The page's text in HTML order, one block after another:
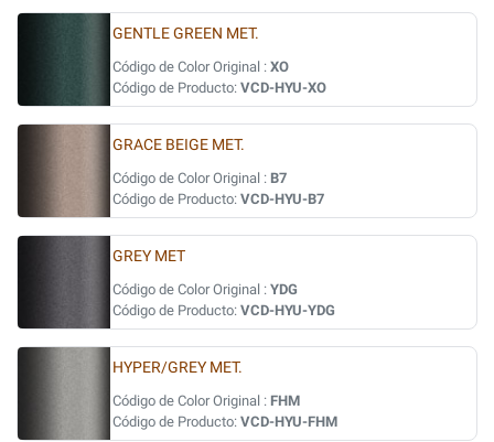
GENTLE GREEN MET.
Código de Color Original : XO
Código de Producto: VCD-HYU-XO
GRACE BEIGE MET.
Código de Color Original : B7
Código de Producto: VCD-HYU-B7
GREY MET
Código de Color Original : YDG
Código de Producto: VCD-HYU-YDG
HYPER/GREY MET.
Código de Color Original : FHM
Código de Producto: VCD-HYU-FHM